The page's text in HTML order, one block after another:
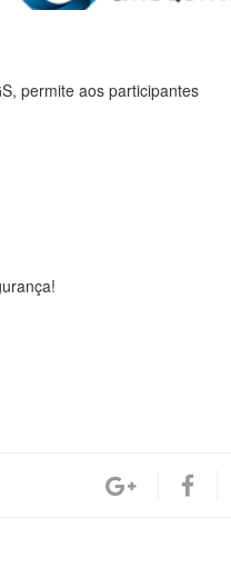
permite aos participantes